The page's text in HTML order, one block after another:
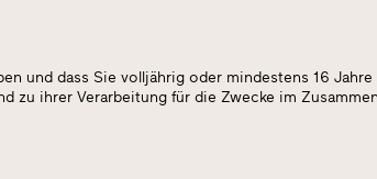
und dass Sie volljährig oder mindestens 16
zu ihrer Verarbeitung für die Zwecke im